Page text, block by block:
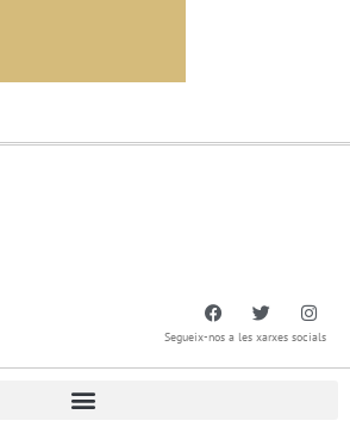
Segueix-nos a les xarxes socials